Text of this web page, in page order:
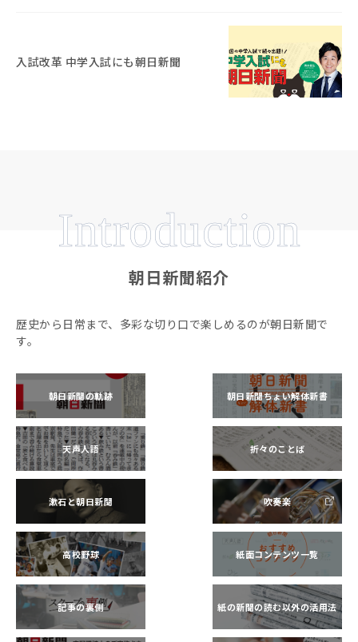
入試改革 中学入試にも朝日新聞
Introduction
朝日新聞紹介
歴史から日常まで、多彩な切り口で楽しめるのが朝日新聞で
す。
朝日新聞の軌跡 朝日新聞ちょい解体新書
天声人語 折々のことば
漱石と朝日新聞 吹奏楽
高校野球 紙面コンテンツ一覧
記事の裏側 紙の新聞の読む以外の活用法